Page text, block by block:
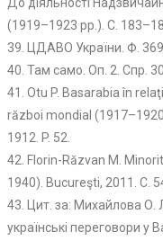
(1919–1923 рр.). С.
39. ЦДАВО України. Ф.
40. Там само. Оп. 2. Спр.
41. Оtu P. Basarabia în
război mondial
1912. P. 52.
42. Florin-Răzvan M.
1940). Вucureşti, 2011. C.
43. Цит. за: Михайлова О.
українські переговори у